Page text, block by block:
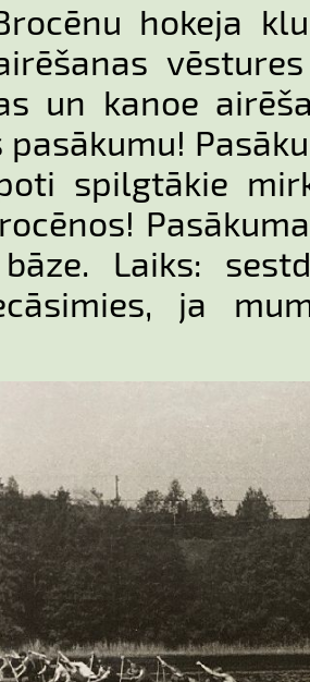
hokeja
un kanoe
spilgtākie
Laiks:
ja